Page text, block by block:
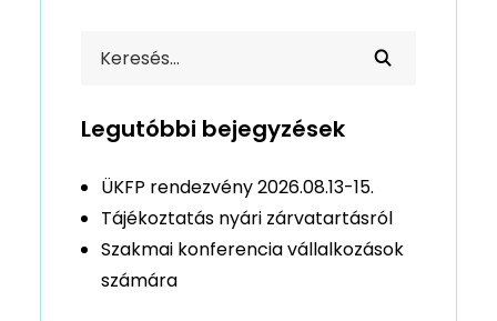
Legutóbbi bejegyzések
ÜKFP rendezvény 2026.08.13-15.
Tájékoztatás nyári zárvatartásról
Szakmai konferencia vállalkozások
számára